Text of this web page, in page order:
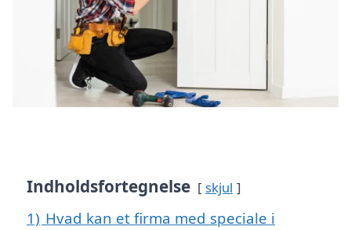
Indholdsfortegnelse skjul
1) Hvad kan et firma med speciale i